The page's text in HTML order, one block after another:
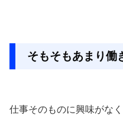
そもそもあまり働
仕事そのものに興味がな